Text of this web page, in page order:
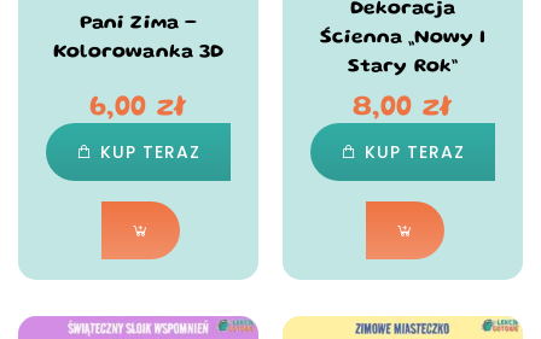
Pani Zima –
Kolorowanka 3D
6,00 zł
KUP TERAZ
Dekoracja
Ścienna „Nowy I
Stary Rok”
8,00 zł
KUP TERAZ